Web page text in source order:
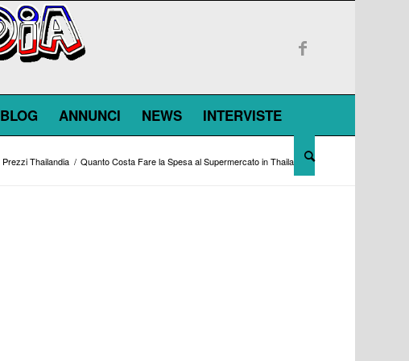
BLOG ANNUNCI NEWS INTERVISTE
Prezzi Thailandia / Quanto Costa Fare la Spesa al Supermercato in Thailandia.